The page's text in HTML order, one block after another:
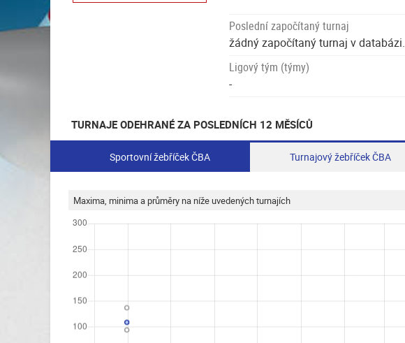
Poslední započítaný turnaj
žádný započítaný turnaj v databázi.
Ligový tým (týmy)
-
TURNAJE ODEHRANÉ ZA POSLEDNÍCH 12 MĚSÍCŮ
Sportovní žebříček ČBA Turnajový žebříček ČBA
Maxima, minima a průměry na níže uvedených turnajích